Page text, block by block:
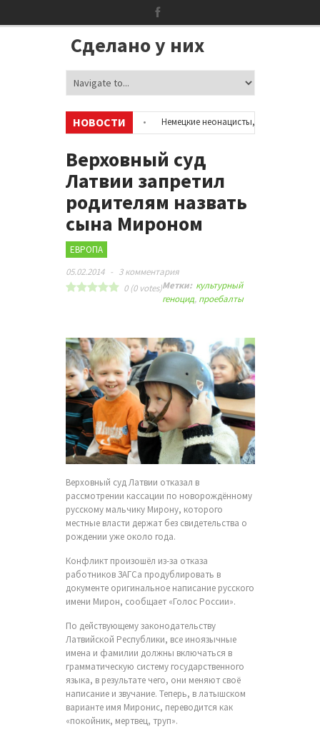
Сделано у них
НОВОСТИ
аккаунтах в соцсетях
Немецкие неонацисты, летевшие на
Сотни бездомных мигрантов оккупировали аэропорт в Париже
Верховный суд
Латвии запретил
родителям назвать
сына Мироном
ЕВРОПА
05.02.2014 - 3 комментария
0(0votes)Метки: культурный
геноцид, проебалты
Верховный суд Латвии отказал в
рассмотрении кассации по новорождённому
русскому мальчику Мирону, которого
местные власти держат без свидетельства о
рождении уже около года.
Конфликт произошёл из-за отказа
работников ЗАГСа продублировать в
документе оригинальное написание русского
имени Мирон, сообщает «Голос России».
По действующему законодательству
Латвийской Республики, все иноязычные
имена и фамилии должны включаться в
грамматическую систему государственного
языка, в результате чего, они меняют своё
написание и звучание. Теперь, в латышском
варианте имя Миронис, переводится как
«покойник, мертвец, труп».